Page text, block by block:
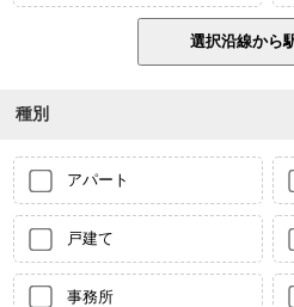
種別
アパート
戸建て
事務所